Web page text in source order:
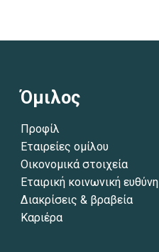
Όμιλος
Προφίλ
Εταιρείες ομίλου
Οικονομικά στοιχεία
Εταιρική κοινωνική ευθύνη
Διακρίσεις & βραβεία
Καριέρα